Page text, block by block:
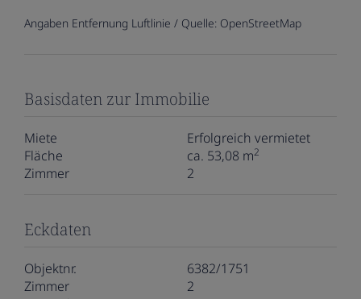
Angaben Entfernung Luftlinie / Quelle: OpenStreetMap
Basisdaten zur Immobilie
Miete
Erfolgreich vermietet
Fläche
ca. 53,08 m2
Zimmer 2
Eckdaten
Objektnr.
6382/1751
Zimmer
2